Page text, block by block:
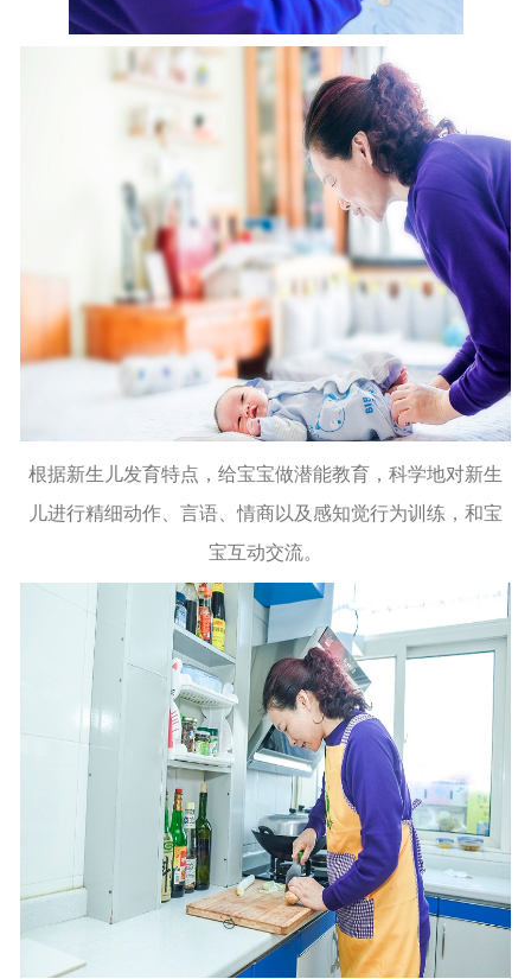
根据新生儿发育特点，给宝宝做潜能教育，科学地对新生
儿进行精细动作、言语、情商以及感知觉行为训练，和宝
宝互动交流。